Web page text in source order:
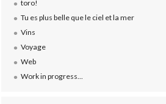
toro!
Tu es plus belle que le ciel et la mer
Vins
Voyage
Web
Work in progress...